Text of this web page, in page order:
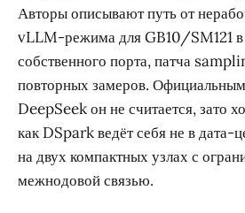
Авторы описывают путь от
vLLM-режима для GB10/SM121
собственного порта, патча
повторных замеров.
DeepSeek он не считается, зато
как DSpark ведёт себя не в дата-
на двух компактных узлах с
межнодовой связью.